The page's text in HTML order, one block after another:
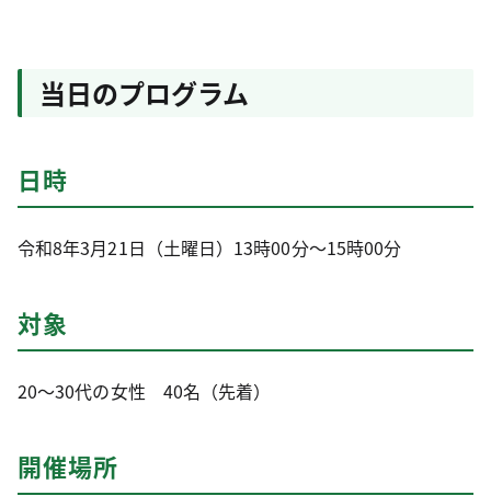
当日のプログラム
日時
令和8年3月21日（土曜日）13時00分～15時00分
対象
20～30代の女性 40名（先着）
開催場所